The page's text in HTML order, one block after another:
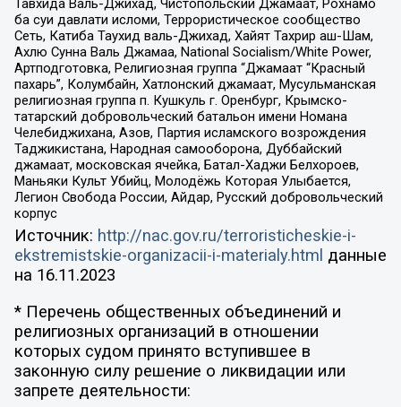
Тавхида Валь-Джихад, Чистопольский Джамаат, Рохнамо
ба суи давлати исломи, Террористическое сообщество
Сеть, Катиба Таухид валь-Джихад, Хайят Тахрир аш-Шам,
Ахлю Сунна Валь Джамаа, National Socialism/White Power,
Артподготовка, Религиозная группа “Джамаат “Красный
пахарь”, Колумбайн, Хатлонский джамаат, Мусульманская
религиозная группа п. Кушкуль г. Оренбург, Крымско-
татарский добровольческий батальон имени Номана
Челебиджихана, Азов, Партия исламского возрождения
Таджикистана, Народная самооборона, Дуббайский
джамаат, московская ячейка, Батал-Хаджи Белхороев,
Маньяки Культ Убийц, Молодёжь Которая Улыбается,
Легион Свобода России, Айдар, Русский добровольческий
корпус
Источник: http://nac.gov.ru/terroristicheskie-i-
ekstremistskie-organizacii-i-materialy.html данные
на 16.11.2023
* Перечень общественных объединений и
религиозных организаций в отношении
которых судом принято вступившее в
законную силу решение о ликвидации или
запрете деятельности: